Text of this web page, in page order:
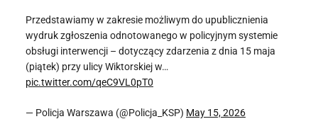
Przedstawiamy w zakresie możliwym do upublicznienia
wydruk zgłoszenia odnotowanego w policyjnym systemie
obsługi interwencji – dotyczący zdarzenia z dnia 15 maja
(piątek) przy ulicy Wiktorskiej w…
pic.twitter.com/qeC9VL0pT0
— Policja Warszawa (@Policja_KSP) May 15, 2026